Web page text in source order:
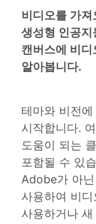
비디오를 가
생성형 인공
캔버스에 비
알아봅니다.
테마와 비전
시작합니다.
도움이 되는
포함될 수 있
Adobe가 아
사용하여 비
사용하거나